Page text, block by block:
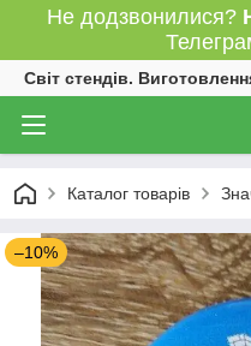
Не додзвонилися?
Світ стендів.
Каталог товарів
–10%